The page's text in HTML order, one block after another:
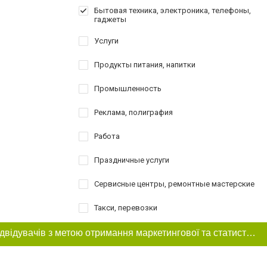
Бытовая техника, электроника, телефоны,
гаджеты
Услуги
Продукты питания, напитки
Промышленность
Реклама, полиграфия
Работа
Праздничные услуги
Сервисные центры, ремонтные мастерские
Такси, перевозки
Товари для спорту, активного відпочинку,
туризму
Цей сайт використовує «cookies». Також веб-сайт використовує інтернет-сервіс для збору технічних даних стосовно відвідувачів з метою отримання маркетингової та статистичної інформації. Умови обробки даних відвідувачів сайту див.